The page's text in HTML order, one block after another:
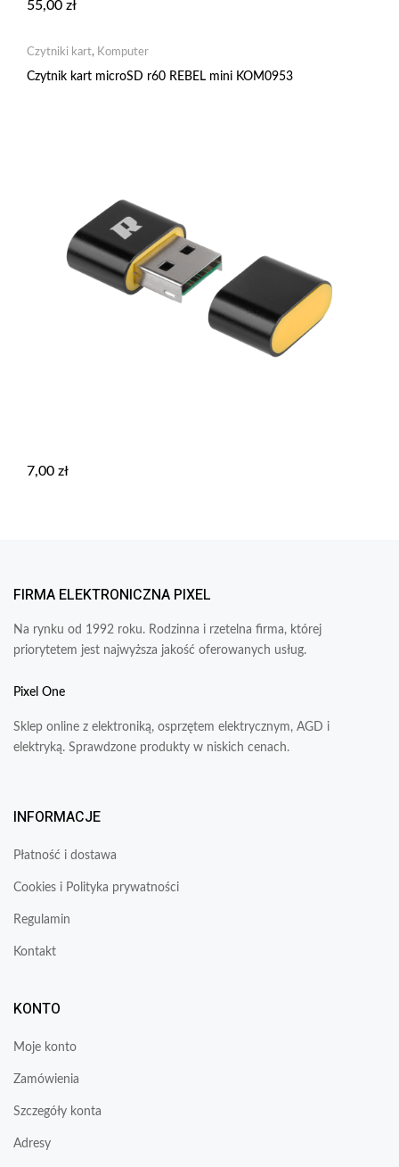
55,00 zł
Czytniki kart, Komputer
Czytnik kart microSD r60 REBEL mini KOM0953
7,00 zł
FIRMA ELEKTRONICZNA PIXEL
Na rynku od 1992 roku. Rodzinna i rzetelna firma, której
priorytetem jest najwyższa jakość oferowanych usług.
Pixel One
Sklep online z elektroniką, osprzętem elektrycznym, AGD i
elektryką. Sprawdzone produkty w niskich cenach.
INFORMACJE
Płatność i dostawa
Cookies i Polityka prywatności
Regulamin
Kontakt
KONTO
Moje konto
Zamówienia
Szczegóły konta
Adresy